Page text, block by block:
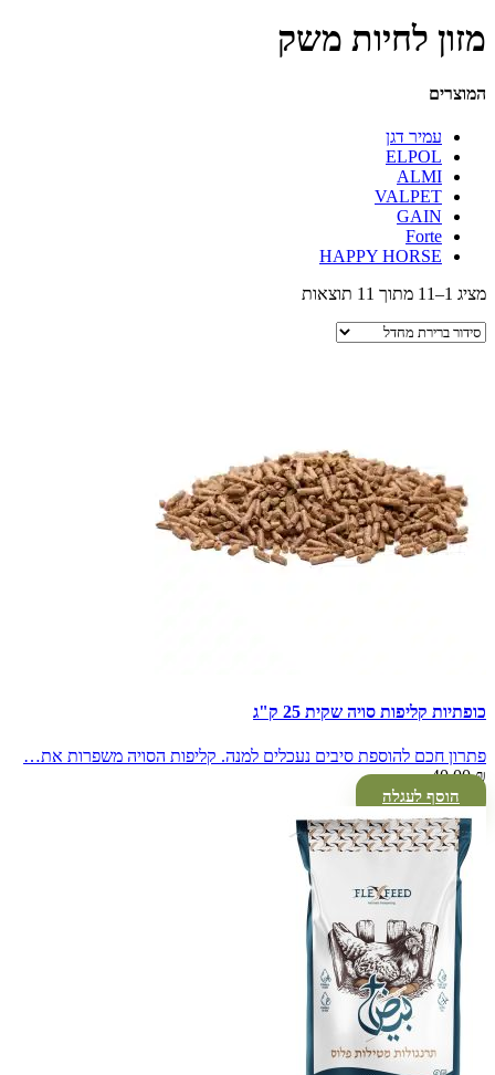
מזון לחיות משק
המוצרים
עמיר דגן
ELPOL
ALMI
VALPET
GAIN
Forte
HAPPY HORSE
מציג 1–11 מתוך 11 תוצאות
כופתיות קליפות סויה שקית 25 ק"ג
פתרון חכם להוספת סיבים נעכלים למנה. קליפות הסויה משפרות את…
40.00₪
הוסף לעגלה